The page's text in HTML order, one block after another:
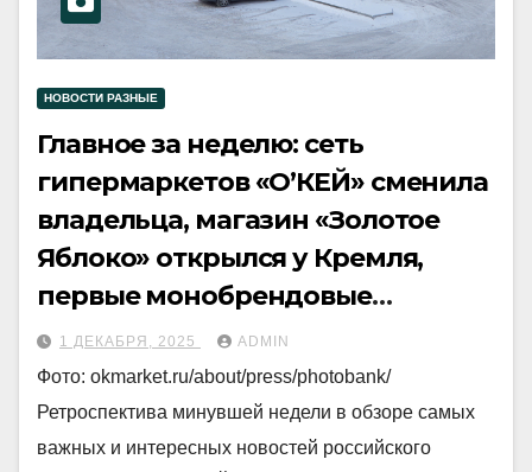
НОВОСТИ РАЗНЫЕ
Главное за неделю: сеть
гипермаркетов «О’КЕЙ» сменила
владельца, магазин «Золотое
Яблоко» открылся у Кремля,
первые монобрендовые
магазины Northland в России
1 ДЕКАБРЯ, 2025 ADMIN
Фото: okmarket.ru/about/press/photobank/
Ретроспектива минувшей недели в обзоре самых
важных и интересных новостей российского